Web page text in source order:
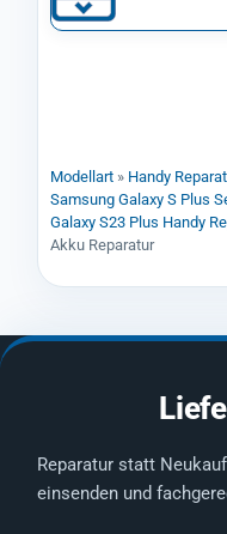
Modellart » Handy
Samsung Galaxy S Plus
Galaxy S23 Plus Handy
Akku Reparatur
Reparatur statt
einsenden und